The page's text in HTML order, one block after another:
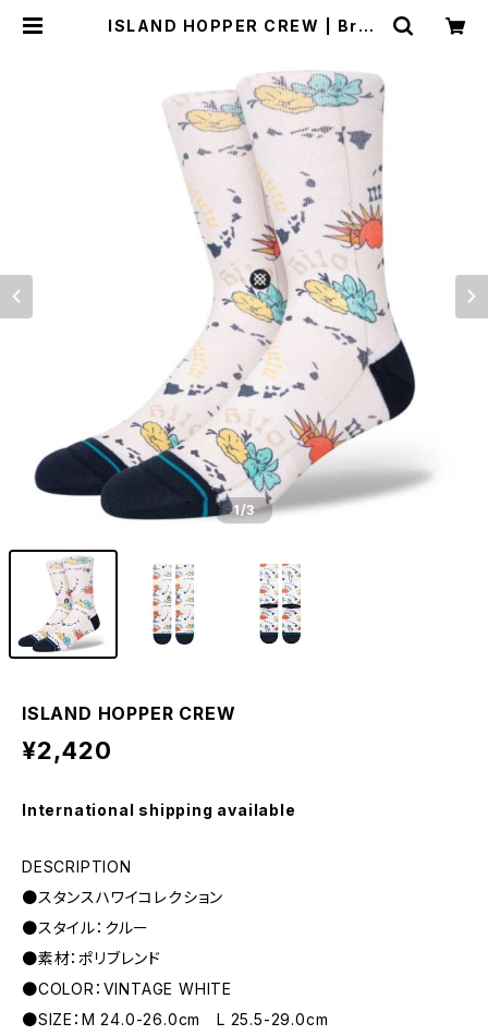
ISLAND HOPPER CREW | Brya
1/3
ISLAND HOPPER CREW
¥2,420
International shipping available
DESCRIPTION
●スタンスハワイコレクション
●スタイル：クルー
●素材：ポリブレンド
●COLOR：VINTAGE WHITE
●SIZE：M 24.0-26.0cm L 25.5-29.0cm